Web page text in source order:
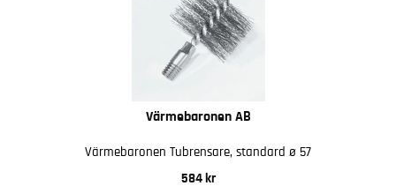
Värmebaronen AB
Värmebaronen Tubrensare, standard ø 57
584 kr